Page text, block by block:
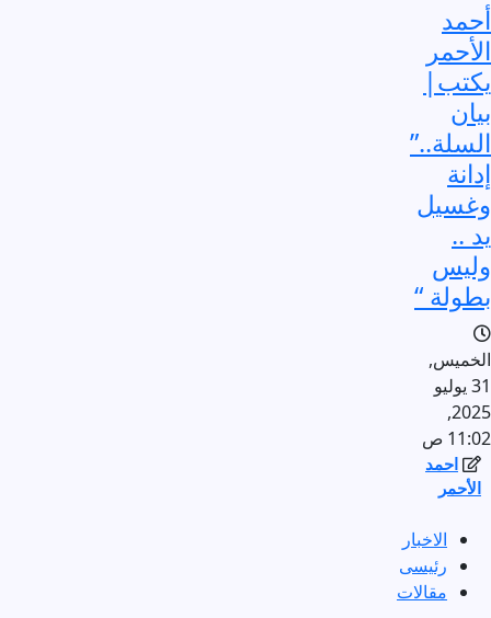
أحمد
الأحمر
يكتب|
بيان
السلة..”
إدانة
وغسيل
يد ..
وليس
بطولة “
الخميس,
31 يوليو
2025,
11:02 ص
احمد
الأحمر
الاخبار
رئيسى
مقالات